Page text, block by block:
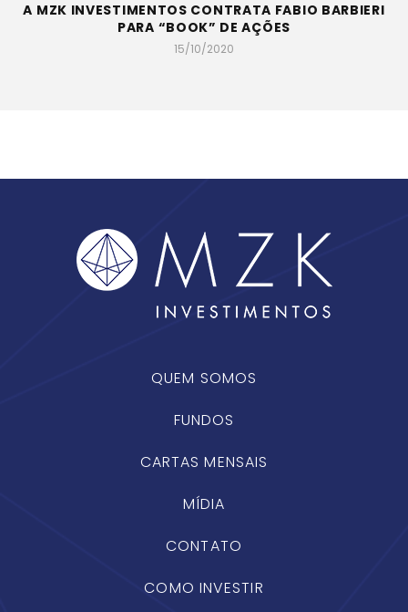
A MZK INVESTIMENTOS CONTRATA FABIO BARBIERI
PARA “BOOK” DE AÇÕES
15/10/2020
QUEM SOMOS
FUNDOS
CARTAS MENSAIS
MÍDIA
CONTATO
COMO INVESTIR